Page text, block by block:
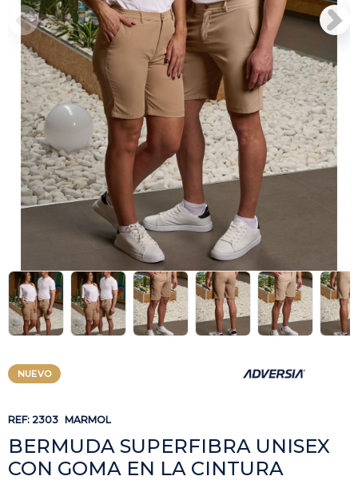
NUEVO
REF: 2303 MARMOL
BERMUDA SUPERFIBRA UNISEX
CON GOMA EN LA CINTURA